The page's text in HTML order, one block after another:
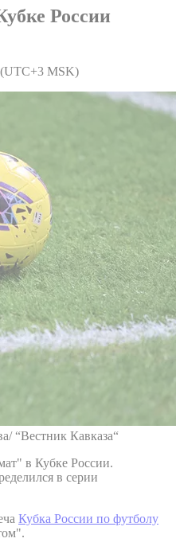
России
(UTC+3 MSK)
“Вестник Кавказа“
в Кубке России.
в серии
Кубка России по футболу